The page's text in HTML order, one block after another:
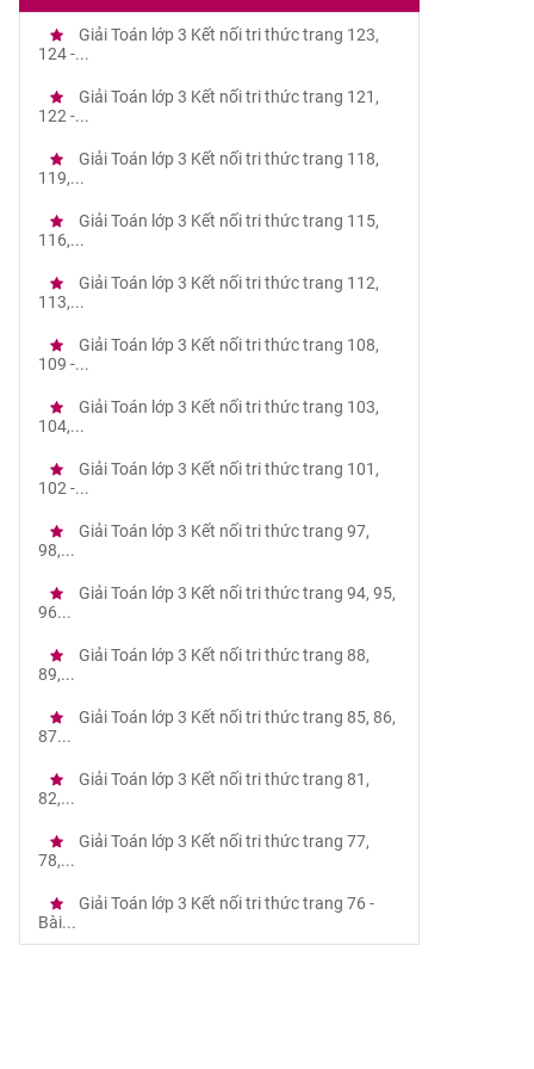
Giải Toán lớp 3 Kết nối tri thức trang 123,
124 -...
Giải Toán lớp 3 Kết nối tri thức trang 121,
122 -...
Giải Toán lớp 3 Kết nối tri thức trang 118,
119,...
Giải Toán lớp 3 Kết nối tri thức trang 115,
116,...
Giải Toán lớp 3 Kết nối tri thức trang 112,
113,...
Giải Toán lớp 3 Kết nối tri thức trang 108,
109 -...
Giải Toán lớp 3 Kết nối tri thức trang 103,
104,...
Giải Toán lớp 3 Kết nối tri thức trang 101,
102 -...
Giải Toán lớp 3 Kết nối tri thức trang 97,
98,...
Giải Toán lớp 3 Kết nối tri thức trang 94, 95,
96...
Giải Toán lớp 3 Kết nối tri thức trang 88,
89,...
Giải Toán lớp 3 Kết nối tri thức trang 85, 86,
87...
Giải Toán lớp 3 Kết nối tri thức trang 81,
82,...
Giải Toán lớp 3 Kết nối tri thức trang 77,
78,...
Giải Toán lớp 3 Kết nối tri thức trang 76 -
Bài...